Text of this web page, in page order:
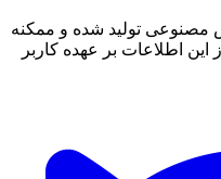
تولید شده و ممکنه
اطلاعات بر عهده کاربر